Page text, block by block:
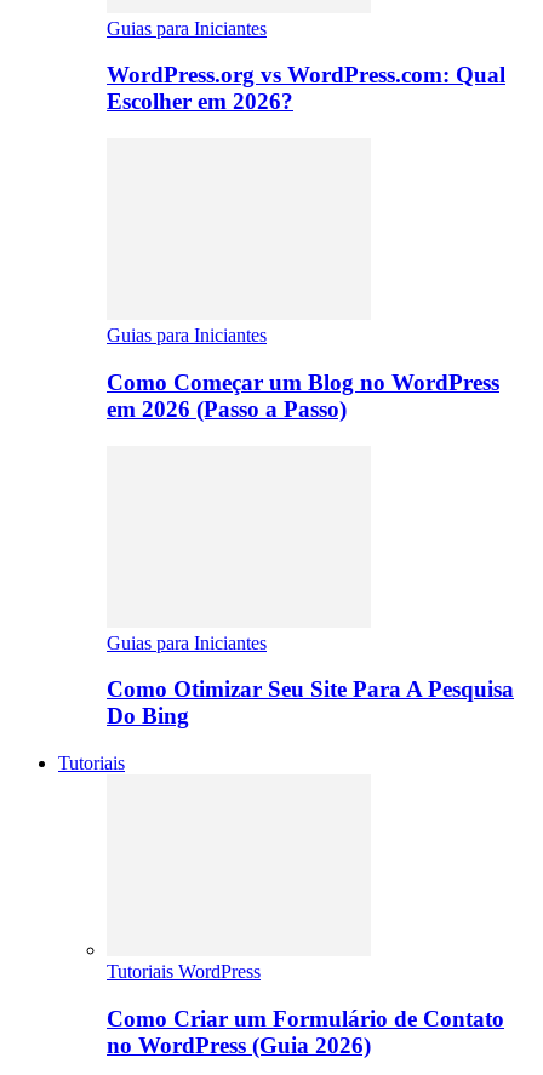
Guias para Iniciantes
WordPress.org vs WordPress.com: Qual
Escolher em 2026?
Guias para Iniciantes
Como Começar um Blog no WordPress
em 2026 (Passo a Passo)
Guias para Iniciantes
Como Otimizar Seu Site Para A Pesquisa
Do Bing
Tutoriais
Tutoriais WordPress
Como Criar um Formulário de Contato
no WordPress (Guia 2026)